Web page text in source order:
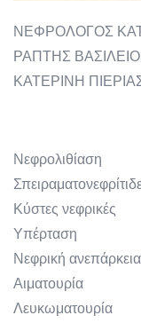
ΝΕΦΡΟΛΟΓΟΣ
ΡΑΠΤΗΣ
ΚΑΤΕΡΙΝΗ
Νεφρολιθίαση
Κύστες νεφρικές
Υπέρταση
Νεφρική ανεπάρκεια
Αιματουρία
Λευκωματουρία